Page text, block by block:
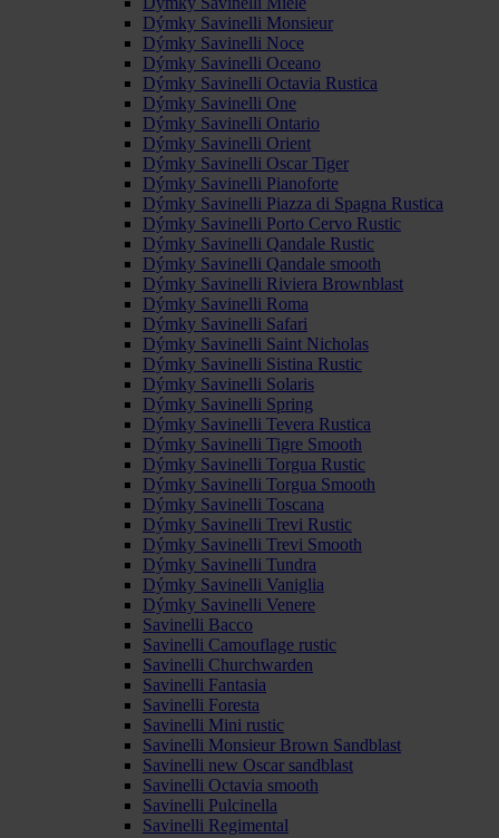
Dýmky Savinelli Monsieur
Dýmky Savinelli Noce
Dýmky Savinelli Oceano
Dýmky Savinelli Octavia Rustica
Dýmky Savinelli One
Dýmky Savinelli Ontario
Dýmky Savinelli Orient
Dýmky Savinelli Oscar Tiger
Dýmky Savinelli Pianoforte
Dýmky Savinelli Piazza di Spagna Rustica
Dýmky Savinelli Porto Cervo Rustic
Dýmky Savinelli Qandale Rustic
Dýmky Savinelli Qandale smooth
Dýmky Savinelli Riviera Brownblast
Dýmky Savinelli Roma
Dýmky Savinelli Safari
Dýmky Savinelli Saint Nicholas
Dýmky Savinelli Sistina Rustic
Dýmky Savinelli Solaris
Dýmky Savinelli Spring
Dýmky Savinelli Tevera Rustica
Dýmky Savinelli Tigre Smooth
Dýmky Savinelli Torgua Rustic
Dýmky Savinelli Torgua Smooth
Dýmky Savinelli Toscana
Dýmky Savinelli Trevi Rustic
Dýmky Savinelli Trevi Smooth
Dýmky Savinelli Tundra
Dýmky Savinelli Vaniglia
Dýmky Savinelli Venere
Savinelli Bacco
Savinelli Camouflage rustic
Savinelli Churchwarden
Savinelli Fantasia
Savinelli Foresta
Savinelli Mini rustic
Savinelli Monsieur Brown Sandblast
Savinelli new Oscar sandblast
Savinelli Octavia smooth
Savinelli Pulcinella
Savinelli Regimental